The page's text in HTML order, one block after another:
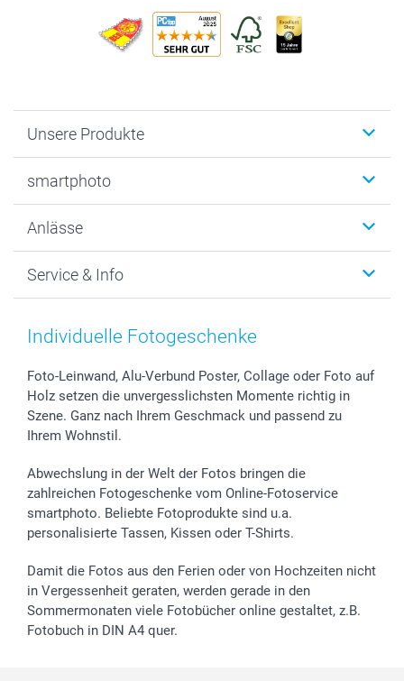
Unsere Produkte
Fotogeschenke
MyNameBook
Fotoabzüge, Fotos als Buch & Poster
Zubehör & Material
Sticker & Etiketten
Geschenk-Gutscheine (PDF)
smartphoto
Warum smartphoto
Datenschutz
AGB
Presse
Partnerprogramme
Investor Relations
Widerrufsrecht
Anlässe
Neujahr
Muttertag
Kommunion & Konfirmation
Hochzeit
Geburtstag
Zu allen Anlässen
Service & Info
Preise und Versandkosten
48h Lieferung
Zahlungsmöglichkeiten
Anmelden /Registrieren
Status der Bestellung
smartfriends
smartgarantie
smartbonus
Individuelle Fotogeschenke
Foto-Leinwand, Alu-Verbund Poster, Collage oder Foto auf
Holz setzen die unvergesslichsten Momente richtig in
Szene. Ganz nach Ihrem Geschmack und passend zu
Ihrem Wohnstil.
Abwechslung in der Welt der Fotos bringen die
zahlreichen Fotogeschenke vom Online-Fotoservice
smartphoto. Beliebte Fotoprodukte sind u.a.
personalisierte Tassen, Kissen oder T-Shirts.
Damit die Fotos aus den Ferien oder von Hochzeiten nicht
in Vergessenheit geraten, werden gerade in den
Sommermonaten viele Fotobücher online gestaltet, z.B.
Fotobuch in DIN A4 quer.